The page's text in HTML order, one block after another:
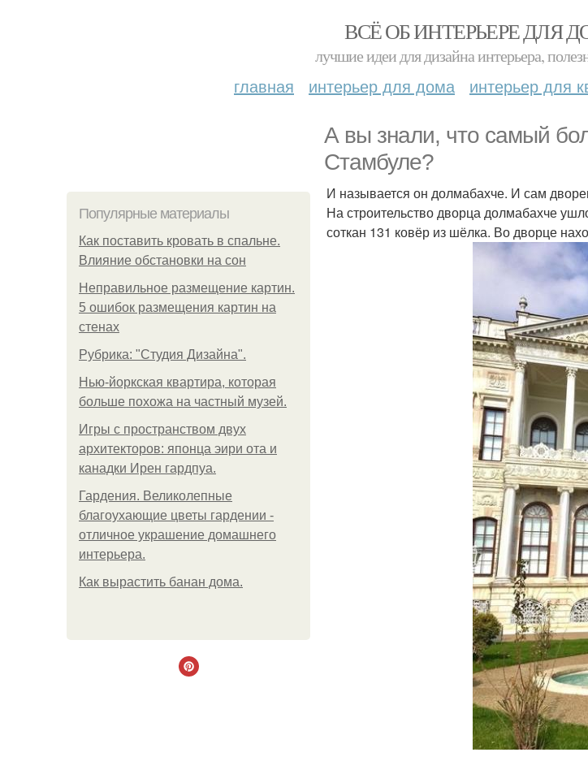
ВСЁ ОБ ИНТЕРЬЕРЕ ДЛЯ
лучшие идеи для дизайна интерьера,
главная интерьер для дома интерьер для
А вы знали, что самый
Стамбуле?
Популярные материалы
Как поставить кровать в спальне.
Влияние обстановки на сон
Неправильное размещение картин.
5 ошибок размещения картин на
стенах
Рубрика: "Студия Дизайна".
Нью-йоркская квартира, которая
больше похожа на частный музей.
Игры с пространством двух
архитекторов: японца эири ота и
канадки Ирен гардпуа.
Гардения. Великолепные
благоухающие цветы гардении -
отличное украшение домашнего
интерьера.
Как вырастить банан дома.
И называется он долмабахче. И сам
На строительство дворца долмабахче
соткан 131 ковёр из шёлка. Во дворце